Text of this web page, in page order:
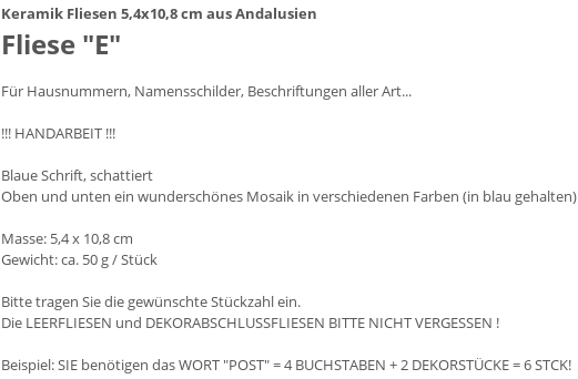
Keramik Fliesen 5,4x10,8 cm aus Andalusien
Fliese "E"
Für Hausnummern, Namensschilder, Beschriftungen aller Art...
!!! HANDARBEIT !!!
Blaue Schrift, schattiert
Oben und unten ein wunderschönes Mosaik in verschiedenen Farben (in blau gehalten)
Masse: 5,4 x 10,8 cm
Gewicht: ca. 50 g / Stück
Bitte tragen Sie die gewünschte Stückzahl ein.
Die LEERFLIESEN und DEKORABSCHLUSSFLIESEN BITTE NICHT VERGESSEN !
Beispiel: SIE benötigen das WORT "POST" = 4 BUCHSTABEN + 2 DEKORSTÜCKE = 6 STCK!